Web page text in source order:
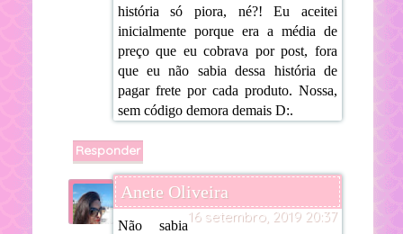
história só piora, né?! Eu aceitei
inicialmente porque era a média de
preço que eu cobrava por post, fora
que eu não sabia dessa história de
pagar frete por cada produto. Nossa,
sem código demora demais D:.
Responder
Anete Oliveira
16 setembro, 2019 20:37
Não sabia